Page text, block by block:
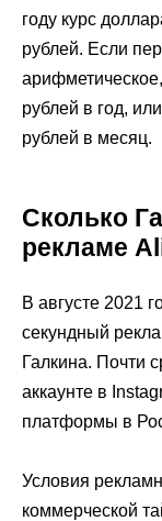
году курс
рублей. Если
рублей в год,
рублей в месяц.
Сколько
рекламе
В августе 2021
секундный
Галкина. Почти
аккаунте в
платформы в
Условия
коммерческой